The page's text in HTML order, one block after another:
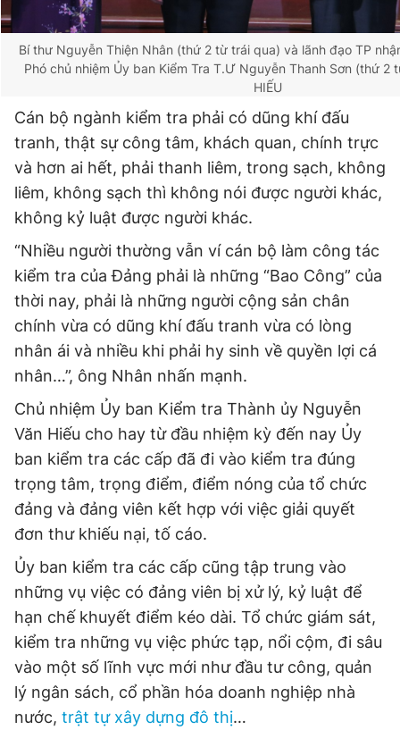
Bí thư Nguyễn Thiện Nhân (thứ 2 từ trái qua) và lãnh đạo TP
Phó chủ nhiệm Ủy ban Kiểm Tra T.Ư Nguyễn Thanh Sơn (thứ 2
HIẾU
Cán bộ ngành kiểm tra phải có dũng khí đấu
tranh, thật sự công tâm, khách quan, chính trực
và hơn ai hết, phải thanh liêm, trong sạch, không
liêm, không sạch thì không nói được người khác,
không kỷ luật được người khác.
“Nhiều người thường vẫn ví cán bộ làm công tác
kiểm tra của Đảng phải là những “Bao Công” của
thời nay, phải là những người cộng sản chân
chính vừa có dũng khí đấu tranh vừa có lòng
nhân ái và nhiều khi phải hy sinh về quyền lợi cá
nhân…”, ông Nhân nhấn mạnh.
Chủ nhiệm Ủy ban Kiểm tra Thành ủy Nguyễn
Văn Hiếu cho hay từ đầu nhiệm kỳ đến nay Ủy
ban kiểm tra các cấp đã đi vào kiểm tra đúng
trọng tâm, trọng điểm, điểm nóng của tổ chức
đảng và đảng viên kết hợp với việc giải quyết
đơn thư khiếu nại, tố cáo.
Ủy ban kiểm tra các cấp cũng tập trung vào
những vụ việc có đảng viên bị xử lý, kỷ luật để
hạn chế khuyết điểm kéo dài. Tổ chức giám sát,
kiểm tra những vụ việc phức tạp, nổi cộm, đi sâu
vào một số lĩnh vực mới như đầu tư công, quản
lý ngân sách, cổ phần hóa doanh nghiệp nhà
nước, trật tự xây dựng đô thị…